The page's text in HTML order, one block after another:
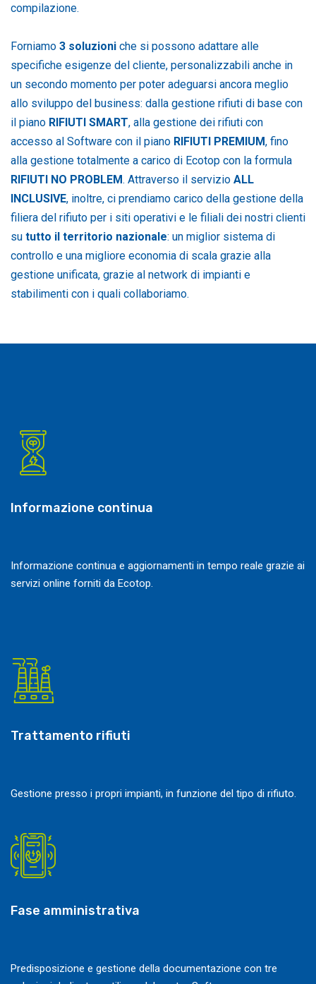
compilazione.
Forniamo 3 soluzioni che si possono adattare alle
specifiche esigenze del cliente, personalizzabili anche in
un secondo momento per poter adeguarsi ancora meglio
allo sviluppo del business: dalla gestione rifiuti di base con
il piano RIFIUTI SMART, alla gestione dei rifiuti con
accesso al Software con il piano RIFIUTI PREMIUM, fino
alla gestione totalmente a carico di Ecotop con la formula
RIFIUTI NO PROBLEM. Attraverso il servizio ALL
INCLUSIVE, inoltre, ci prendiamo carico della gestione della
filiera del rifiuto per i siti operativi e le filiali dei nostri clienti
su tutto il territorio nazionale: un miglior sistema di
controllo e una migliore economia di scala grazie alla
gestione unificata, grazie al network di impianti e
stabilimenti con i quali collaboriamo.
Informazione continua
Informazione continua e aggiornamenti in tempo reale grazie ai
servizi online forniti da Ecotop.
Trattamento rifiuti
Gestione presso i propri impianti, in funzione del tipo di rifiuto.
Fase amministrativa
Predisposizione e gestione della documentazione con tre